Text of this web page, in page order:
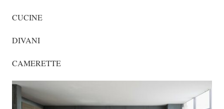
CUCINE
DIVANI
CAMERETTE